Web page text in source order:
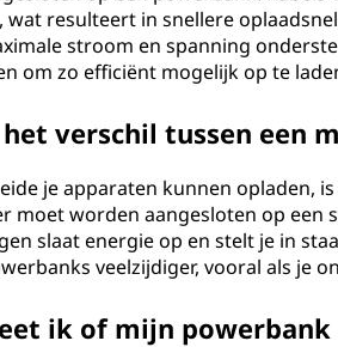
wat resulteert in snellere
stroom en spanning
om zo efficiënt mogelijk op te
verschil tussen een
je apparaten kunnen opladen,
moet worden aangesloten op een
slaat energie op en stelt je in
veelzijdiger, vooral als je
ik of mijn